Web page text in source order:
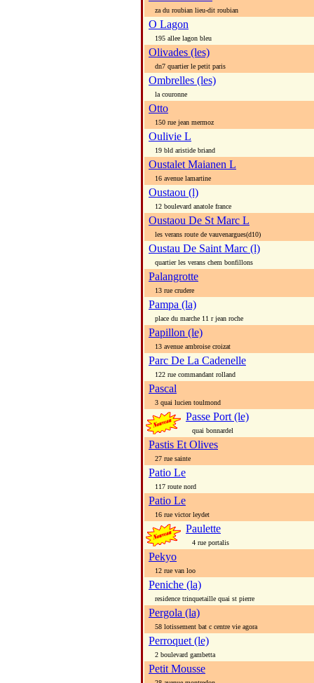
za du roubian lieu-dit roubian
O Lagon
195 allee lagon bleu
Olivades (les)
dn7 quartier le petit paris
Ombrelles (les)
la couronne
Otto
150 rue jean mermoz
Oulivie L
19 bld aristide briand
Oustalet Maianen L
16 avenue lamartine
Oustaou (l)
12 boulevard anatole france
Oustaou De St Marc L
les verans route de vauvenargues(d10)
Oustau De Saint Marc (l)
quartier les verans chem bonfillons
Palangrotte
13 rue crudere
Pampa (la)
place du marche 11 r jean roche
Papillon (le)
13 avenue ambroise croizat
Parc De La Cadenelle
122 rue commandant rolland
Pascal
3 quai lucien toulmond
Passe Port (le)
quai bonnardel
Pastis Et Olives
27 rue sainte
Patio Le
117 route nord
Patio Le
16 rue victor leydet
Paulette
4 rue portalis
Pekyo
12 rue van loo
Peniche (la)
residence trinquetaille quai st pierre
Pergola (la)
58 lotissement bat c centre vie agora
Perroquet (le)
2 boulevard gambetta
Petit Mousse